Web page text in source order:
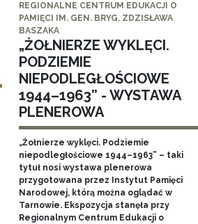
REGIONALNE CENTRUM EDUKACJI O
PAMIĘCI IM. GEN. BRYG. ZDZISŁAWA
BASZAKA
„ŻOŁNIERZE WYKLĘCI.
PODZIEMIE
NIEPODLEGŁOŚCIOWE
1944–1963” - WYSTAWA
PLENEROWA
„Żołnierze wyklęci. Podziemie
niepodległościowe 1944–1963” – taki
tytuł nosi wystawa plenerowa
przygotowana przez Instytut Pamięci
Narodowej, którą można oglądać w
Tarnowie. Ekspozycja stanęła przy
Regionalnym Centrum Edukacji o